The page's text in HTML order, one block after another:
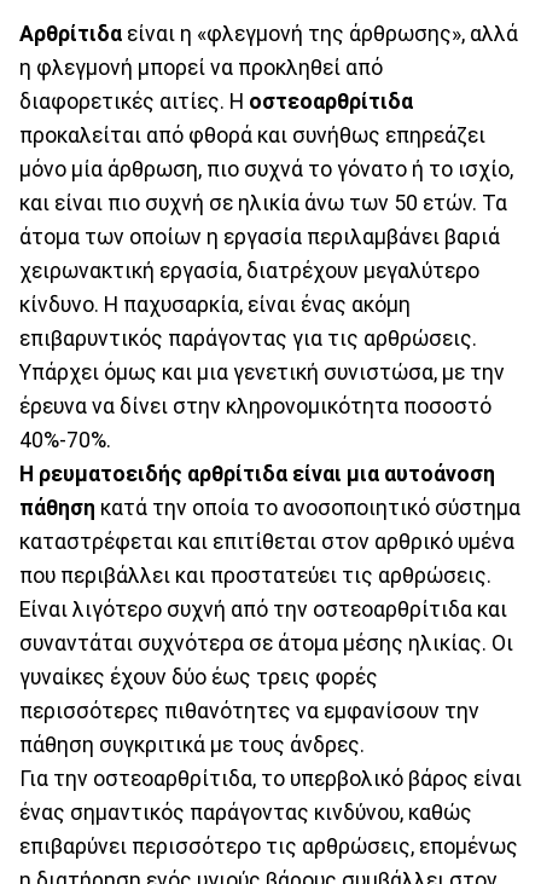
Αρθρίτιδα είναι η «φλεγμονή της άρθρωσης», αλλά
η φλεγμονή μπορεί να προκληθεί από
διαφορετικές αιτίες. Η οστεοαρθρίτιδα
προκαλείται από φθορά και συνήθως επηρεάζει
μόνο μία άρθρωση, πιο συχνά το γόνατο ή το ισχίο,
και είναι πιο συχνή σε ηλικία άνω των 50 ετών. Τα
άτομα των οποίων η εργασία περιλαμβάνει βαριά
χειρωνακτική εργασία, διατρέχουν μεγαλύτερο
κίνδυνο. Η παχυσαρκία, είναι ένας ακόμη
επιβαρυντικός παράγοντας για τις αρθρώσεις.
Υπάρχει όμως και μια γενετική συνιστώσα, με την
έρευνα να δίνει στην κληρονομικότητα ποσοστό
40%-70%.
Η ρευματοειδής αρθρίτιδα είναι μια αυτοάνοση
πάθηση κατά την οποία το ανοσοποιητικό σύστημα
καταστρέφεται και επιτίθεται στον αρθρικό υμένα
που περιβάλλει και προστατεύει τις αρθρώσεις.
Είναι λιγότερο συχνή από την οστεοαρθρίτιδα και
συναντάται συχνότερα σε άτομα μέσης ηλικίας. Οι
γυναίκες έχουν δύο έως τρεις φορές
περισσότερες πιθανότητες να εμφανίσουν την
πάθηση συγκριτικά με τους άνδρες.
Για την οστεοαρθρίτιδα, το υπερβολικό βάρος είναι
ένας σημαντικός παράγοντας κινδύνου, καθώς
επιβαρύνει περισσότερο τις αρθρώσεις, επομένως